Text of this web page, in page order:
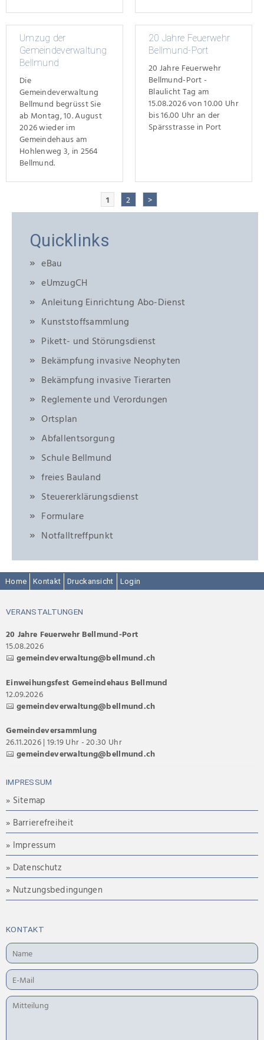
Umzug der
Gemeindeverwaltung
Bellmund
Die
Gemeindeverwaltung
Bellmund begrüsst Sie
ab Montag, 10. August
2026 wieder im
Gemeindehaus am
Hohlenweg 3, in 2564
Bellmund.
20 Jahre Feuerwehr
Bellmund-Port
20 Jahre Feuerwehr
Bellmund-Port -
Blaulicht Tag am
15.08.2026 von 10.00 Uhr
bis 16.00 Uhr an der
Spärsstrasse in Port
1 2 >
Quicklinks
eBau
eUmzugCH
Anleitung Einrichtung Abo-Dienst
Kunststoffsammlung
Pikett- und Störungsdienst
Bekämpfung invasive Neophyten
Bekämpfung invasive Tierarten
Reglemente und Verordungen
Ortsplan
Abfallentsorgung
Schule Bellmund
freies Bauland
Steuererklärungsdienst
Formulare
Notfalltreffpunkt
Home Kontakt Druckansicht Login
VERANSTALTUNGEN
20 Jahre Feuerwehr Bellmund-Port
15.08.2026
gemeindeverwaltung@bellmund.ch
Einweihungsfest Gemeindehaus Bellmund
12.09.2026
gemeindeverwaltung@bellmund.ch
Gemeindeversammlung
26.11.2026 | 19:19 Uhr - 20:30 Uhr
gemeindeverwaltung@bellmund.ch
IMPRESSUM
» Sitemap
» Barrierefreiheit
» Impressum
» Datenschutz
» Nutzungsbedingungen
KONTAKT